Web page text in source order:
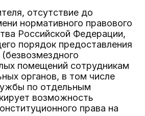
отсутствие до
нормативного правового
Российской Федерации,
порядок предоставления
помещений сотрудникам
органов, в том числе
по отдельным
возможность
права на